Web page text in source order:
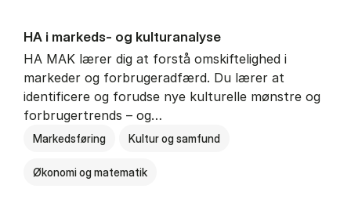
HA i mar­keds- og kul­tu­r­a­na­ly­se
HA MAK lærer dig at forstå omskiftelighed i
markeder og forbrugeradfærd. Du lærer at
identificere og forudse nye kulturelle mønstre og
forbrugertrends – og…
Markedsføring Kultur og samfund
Økonomi og matematik